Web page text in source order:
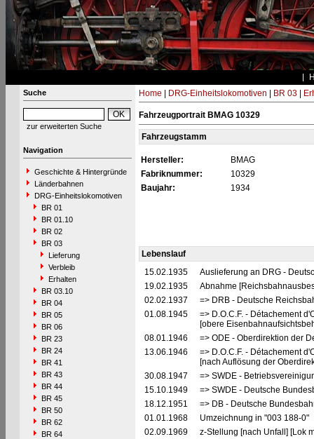
Suche
zur erweiterten Suche
Navigation
Geschichte & Hintergründe
Länderbahnen
DRG-Einheitslokomotiven
BR 01
BR 01.10
BR 02
BR 03
Lieferung
Verbleib
Erhalten
BR 03.10
BR 04
BR 05
BR 06
BR 23
BR 24
BR 41
BR 43
BR 44
BR 45
BR 50
BR 62
BR 64
Home DRG-Einheitslokomotiven BR 03|
Fahrzeugportrait BMAG 10329
Fahrzeugstamm
Hersteller:
BMAG
Fabriknummer:
10329
Baujahr:
1934
Lebenslauf
15.02.1935
Auslieferung an DRG -
19.02.1935
Abnahme
02.02.1937
=> DRB - Deutsche
01.08.1945
=> D.O.C.F. - Détachement
[obere
08.01.1946
=> ODE - Oberdirektion der
13.06.1946
=> D.O.C.F. - Détachement
[nach Auflösung der
30.08.1947
=> SWDE -
15.10.1949
=> SWDE - Deutsche
18.12.1951
=> DB - Deutsche
01.01.1968
Umzeichnung in "003 188-0"
02.09.1969
z-Stellung [nach Unfall] [Lok